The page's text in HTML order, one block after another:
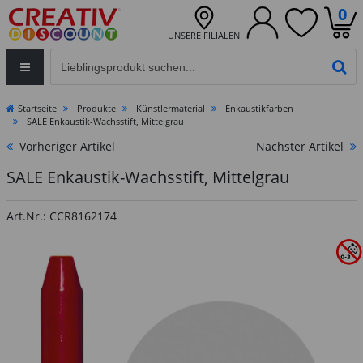
UNSERE FILIALEN
0
Startseite Produkte Künstlermaterial
Enkaustikfarben
SALE Enkaustik-Wachsstift, Mittelgrau
Vorheriger Artikel Nächster Artikel
SALE Enkaustik-Wachsstift, Mittelgrau
Art.Nr.: CCR8162174